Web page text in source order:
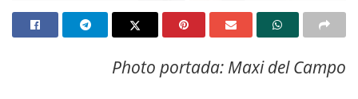
Photo portada: Maxi del Campo